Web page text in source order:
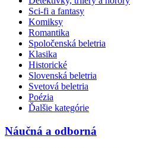
Sci-fi a fantasy
Komiksy
Romantika
Spoločenská beletria
Klasika
Historické
Slovenská beletria
Svetová beletria
Poézia
Ďalšie kategórie
Náučná a odborná